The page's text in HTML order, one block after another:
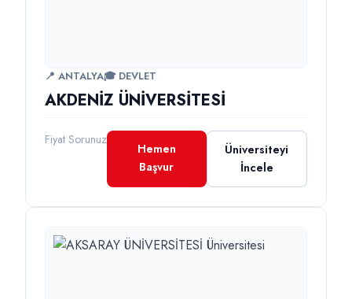
📍 ANTALYA🎓 DEVLET
AKDENİZ ÜNİVERSİTESİ
Fiyat Sorunuz
Hemen
Başvur
Üniversiteyi
İncele